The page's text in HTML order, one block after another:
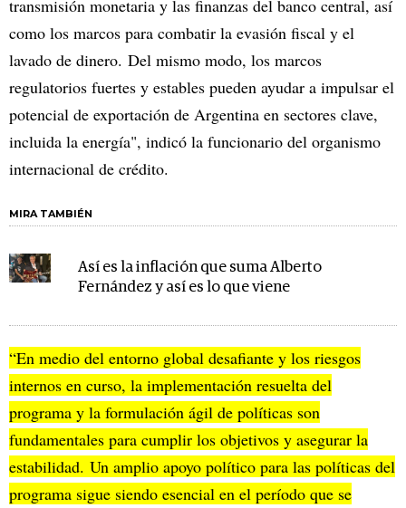
transmisión monetaria y las finanzas del banco central, así
como los marcos para combatir la evasión fiscal y el
lavado de dinero. Del mismo modo, los marcos
regulatorios fuertes y estables pueden ayudar a impulsar el
potencial de exportación de Argentina en sectores clave,
incluida la energía", indicó la funcionario del organismo
internacional de crédito.
MIRA TAMBIÉN
Así es la inflación que suma Alberto
Fernández y así es lo que viene
“En medio del entorno global desafiante y los riesgos
internos en curso, la implementación resuelta del
programa y la formulación ágil de políticas son
fundamentales para cumplir los objetivos y asegurar la
estabilidad. Un amplio apoyo político para las políticas del
programa sigue siendo esencial en el período que se